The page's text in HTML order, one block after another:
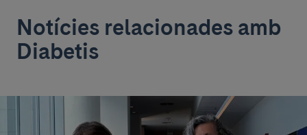
Notícies relacionades amb
Diabetis